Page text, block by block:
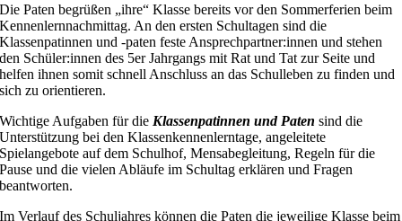
Die Paten begrüßen „ihre“ Klasse bereits vor den Sommerferien beim
Kennenlernnachmittag. An den ersten Schultagen sind die
Klassenpatinnen und -paten feste Ansprechpartner:innen und stehen
den Schüler:innen des 5er Jahrgangs mit Rat und Tat zur Seite und
helfen ihnen somit schnell Anschluss an das Schulleben zu finden und
sich zu orientieren.
Wichtige Aufgaben für die Klassenpatinnen und Patensind die
Unterstützung bei den Klassenkennenlerntage, angeleitete
Spielangebote auf dem Schulhof, Mensabegleitung, Regeln für die
Pause und die vielen Abläufe im Schultag erklären und Fragen
beantworten.
Im Verlauf des Schuljahres können die Paten die jeweilige Klasse beim